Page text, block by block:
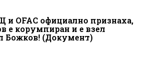
и OFAC официално признаха,
е корумпиран и е взел
Божков! (Документ)